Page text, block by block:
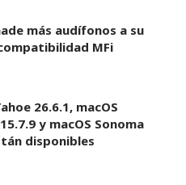
más audífonos a su
MFi
26.6.1, macOS
y macOS Sonoma
disponibles